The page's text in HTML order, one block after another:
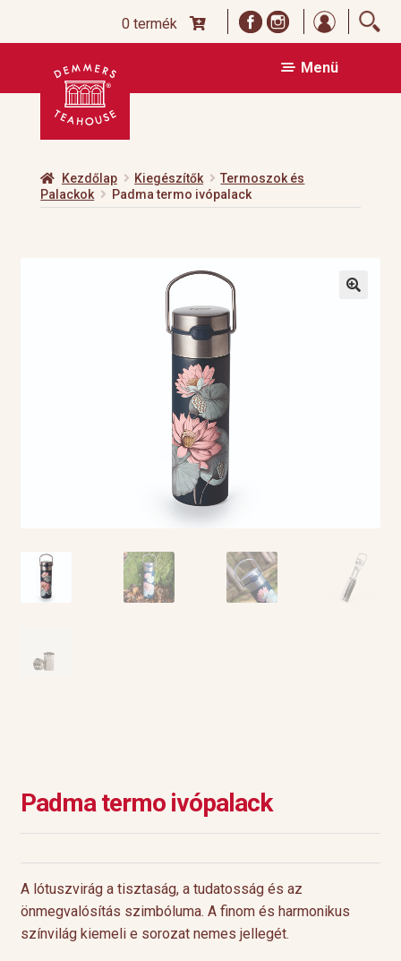
0 termék
Ugrás
navigációhoz
Kilépés
tartalomba
Menü
Kezdőlap Kiegészítők
Termoszok és
Palackok
Padma termo ivópalack
Padma termo ivópalack
A lótuszvirág a tisztaság, a tudatosság és az
önmegvalósítás szimbóluma. A finom és harmonikus
színvilág kiemeli e sorozat nemes jellegét.